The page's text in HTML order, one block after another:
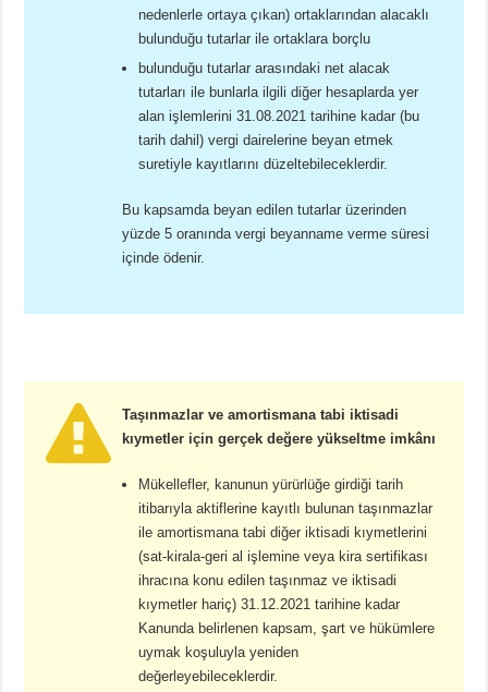
nedenlerle ortaya çıkan) ortaklarından alacaklı
bulunduğu tutarlar ile ortaklara borçlu
bulunduğu tutarlar arasındaki net alacak
tutarları ile bunlarla ilgili diğer hesaplarda yer
alan işlemlerini 31.08.2021 tarihine kadar (bu
tarih dahil) vergi dairelerine beyan etmek
suretiyle kayıtlarını düzeltebileceklerdir.
Bu kapsamda beyan edilen tutarlar üzerinden
yüzde 5 oranında vergi beyanname verme süresi
içinde ödenir.
Taşınmazlar ve amortismana tabi iktisadi
kıymetler için gerçek değere yükseltme imkânı
Mükellefler, kanunun yürürlüğe girdiği tarih
itibarıyla aktiflerine kayıtlı bulunan taşınmazlar
ile amortismana tabi diğer iktisadi kıymetlerini
(sat-kirala-geri al işlemine veya kira sertifikası
ihracına konu edilen taşınmaz ve iktisadi
kıymetler hariç) 31.12.2021 tarihine kadar
Kanunda belirlenen kapsam, şart ve hükümlere
uymak koşuluyla yeniden
değerleyebileceklerdir.